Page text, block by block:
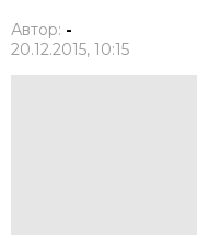
Автор: -
20.12.2015, 10:15